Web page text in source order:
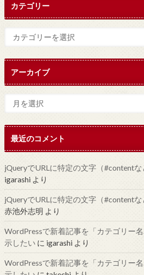
カテゴリー
アーカイブ
最近のコメント
jQueryでURLに特定の文字（#content
igarashiより
jQueryでURLに特定の文字（#content
赤池外志明 より
WordPressで新着記事を「カテゴリー
示したい に igarashiより
WordPressで新着記事を「カテゴリー